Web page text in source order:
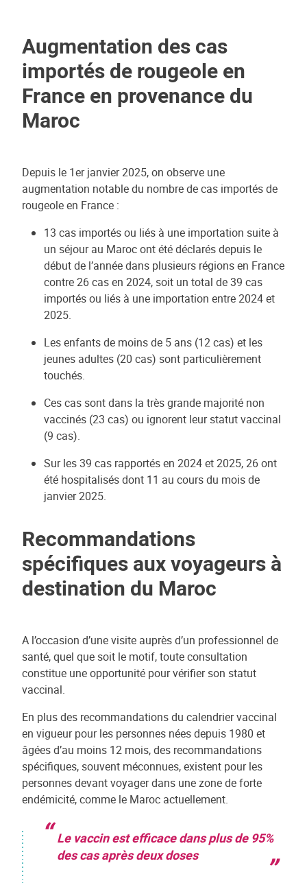
Augmentation des cas
importés de rougeole en
France en provenance du
Maroc
Depuis le 1er janvier 2025, on observe une
augmentation notable du nombre de cas importés de
rougeole en France :
13 cas importés ou liés à une importation suite à
un séjour au Maroc ont été déclarés depuis le
début de l’année dans plusieurs régions en France
contre 26 cas en 2024, soit un total de 39 cas
importés ou liés à une importation entre 2024 et
2025.
Les enfants de moins de 5 ans (12 cas) et les
jeunes adultes (20 cas) sont particulièrement
touchés.
Ces cas sont dans la très grande majorité non
vaccinés (23 cas) ou ignorent leur statut vaccinal
(9 cas).
Sur les 39 cas rapportés en 2024 et 2025, 26 ont
été hospitalisés dont 11 au cours du mois de
janvier 2025.
Recommandations
spécifiques aux voyageurs à
destination du Maroc
A l’occasion d’une visite auprès d’un professionnel de
santé, quel que soit le motif, toute consultation
constitue une opportunité pour vérifier son statut
vaccinal.
En plus des recommandations du calendrier vaccinal
en vigueur pour les personnes nées depuis 1980 et
âgées d’au moins 12 mois, des recommandations
spécifiques, souvent méconnues, existent pour les
personnes devant voyager dans une zone de forte
endémicité, comme le Maroc actuellement.
Le vaccin est efficace dans plus de 95%
des cas après deux doses